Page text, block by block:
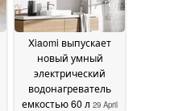
Xiaomi выпускает
новый умный
электрический
водонагреватель
емкостью 60 л 29 April